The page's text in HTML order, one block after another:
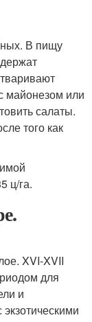
В пищу
майонезом или
салаты.
того как
ц/га.
XVI-XVII
для
и